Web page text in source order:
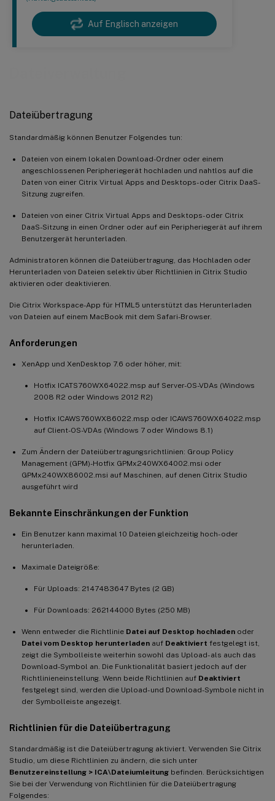
Auf Englisch anzeigen
Dateiübertragung
Standardmäßig können Benutzer Folgendes tun:
Dateien von einem lokalen Download-Ordner oder einem
angeschlossenen Peripheriegerät hochladen und nahtlos auf die
Daten von einer Citrix Virtual Apps and Desktops- oder Citrix DaaS-
Sitzung zugreifen.
Dateien von einer Citrix Virtual Apps and Desktops- oder Citrix
DaaS-Sitzung in einen Ordner oder auf ein Peripheriegerät auf ihrem
Benutzergerät herunterladen.
Administratoren können die Dateiübertragung, das Hochladen oder
Herunterladen von Dateien selektiv über Richtlinien in Citrix Studio
aktivieren oder deaktivieren.
Die Citrix Workspace-App für HTML5 unterstützt das Herunterladen
von Dateien auf einem MacBook mit dem Safari-Browser.
Anforderungen
XenApp und XenDesktop 7.6 oder höher, mit:
Hotfix ICATS760WX64022.msp auf Server-OS-VDAs (Windows
2008 R2 oder Windows 2012 R2)
Hotfix ICAWS760WX86022.msp oder ICAWS760WX64022.msp
auf Client-OS-VDAs (Windows 7 oder Windows 8.1)
Zum Ändern der Dateiübertragungsrichtlinien: Group Policy
Management (GPM)-Hotfix GPMx240WX64002.msi oder
GPMx240WX86002.msi auf Maschinen, auf denen Citrix Studio
ausgeführt wird
Bekannte Einschränkungen der Funktion
Ein Benutzer kann maximal 10 Dateien gleichzeitig hoch- oder
herunterladen.
Maximale Dateigröße:
Für Uploads: 2147483647 Bytes (2 GB)
Für Downloads: 262144000 Bytes (250 MB)
Wenn entweder die Richtlinie Datei auf Desktop hochladen oder
Datei vom Desktop herunterladen auf Deaktiviert festgelegt ist,
zeigt die Symbolleiste weiterhin sowohl das Upload- als auch das
Download-Symbol an. Die Funktionalität basiert jedoch auf der
Richtlinieneinstellung. Wenn beide Richtlinien auf Deaktiviert
festgelegt sind, werden die Upload- und Download-Symbole nicht in
der Symbolleiste angezeigt.
Richtlinien für die Dateiübertragung
Standardmäßig ist die Dateiübertragung aktiviert. Verwenden Sie Citrix
Studio, um diese Richtlinien zu ändern, die sich unter
Benutzereinstellung > ICA\Dateiumleitung befinden. Berücksichtigen
Sie bei der Verwendung von Richtlinien für die Dateiübertragung
Folgendes: